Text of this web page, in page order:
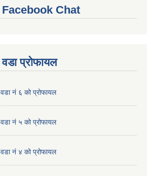
Facebook Chat
वडा प्रोफायल
वडा नं ६ को प्रोफायल
वडा नं ५ को प्रोफायल
वडा नं ४ को प्रोफायल